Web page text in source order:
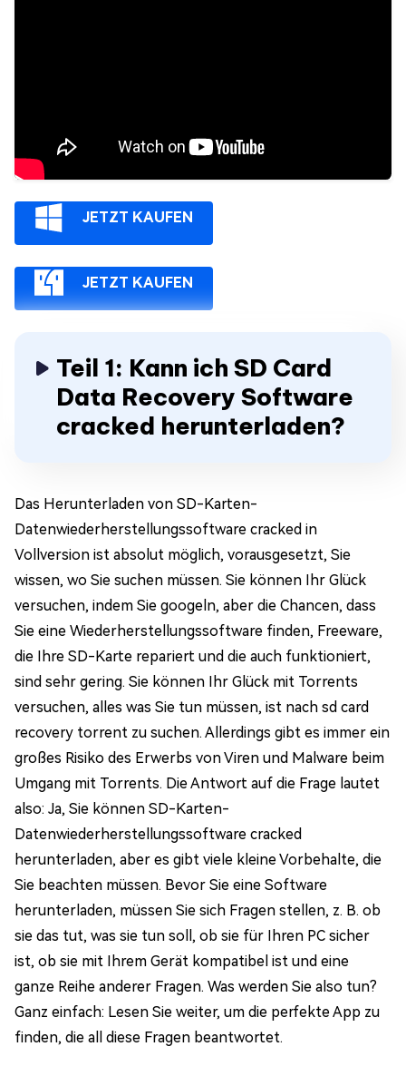
JETZT KAUFEN
JETZT KAUFEN
Teil 1: Kann ich SD Card
Data Recovery Software
cracked herunterladen?
Das Herunterladen von SD-Karten-
Datenwiederherstellungssoftware cracked in
Vollversion ist absolut möglich, vorausgesetzt, Sie
wissen, wo Sie suchen müssen. Sie können Ihr Glück
versuchen, indem Sie googeln, aber die Chancen, dass
Sie eine Wiederherstellungssoftware finden, Freeware,
die Ihre SD-Karte repariert und die auch funktioniert,
sind sehr gering. Sie können Ihr Glück mit Torrents
versuchen, alles was Sie tun müssen, ist nach sd card
recovery torrent zu suchen. Allerdings gibt es immer ein
großes Risiko des Erwerbs von Viren und Malware beim
Umgang mit Torrents. Die Antwort auf die Frage lautet
also: Ja, Sie können SD-Karten-
Datenwiederherstellungssoftware cracked
herunterladen, aber es gibt viele kleine Vorbehalte, die
Sie beachten müssen. Bevor Sie eine Software
herunterladen, müssen Sie sich Fragen stellen, z. B. ob
sie das tut, was sie tun soll, ob sie für Ihren PC sicher
ist, ob sie mit Ihrem Gerät kompatibel ist und eine
ganze Reihe anderer Fragen. Was werden Sie also tun?
Ganz einfach: Lesen Sie weiter, um die perfekte App zu
finden, die all diese Fragen beantwortet.